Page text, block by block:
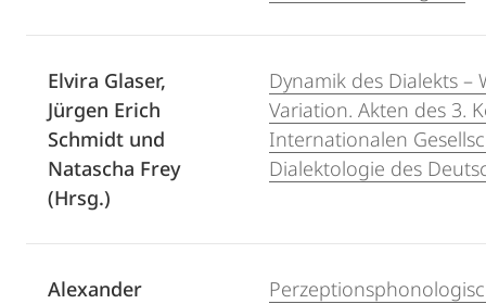
Elvira Glaser,
Jürgen Erich
Schmidt und
Natascha Frey
(Hrsg.)
Dynamik des Dialekts –
Variation. Akten des 3.
Internationalen
Dialektologie des
Alexander